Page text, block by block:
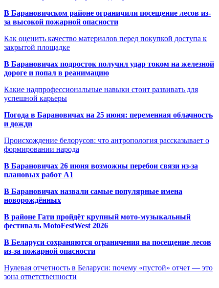
В Барановичском районе ограничили посещение лесов из-
за высокой пожарной опасности
Как оценить качество материалов перед покупкой доступа к
закрытой площадке
В Барановичах подросток получил удар током на железной
дороге и попал в реанимацию
Какие надпрофессиональные навыки стоит развивать для
успешной карьеры
Погода в Барановичах на 25 июня: переменная облачность
и дожди
Происхождение белорусов: что антропология рассказывает о
формировании народа
В Барановичах 26 июня возможны перебои связи из-за
плановых работ A1
В Барановичах назвали самые популярные имена
новорождённых
В районе Гати пройдёт крупный мото-музыкальный
фестиваль MotoFestWest 2026
В Беларуси сохраняются ограничения на посещение лесов
из-за пожарной опасности
Нулевая отчетность в Беларуси: почему «пустой» отчет — это
зона ответственности